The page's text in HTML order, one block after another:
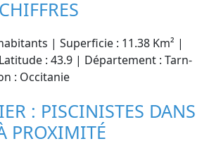
| Superficie : 11.38 Km² |
: 43.9 | Département : Tarn-
: Occitanie
: PISCINISTES DANS
PROXIMITÉ